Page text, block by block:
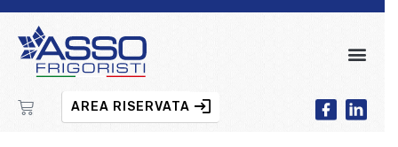
AREA RISERVATA